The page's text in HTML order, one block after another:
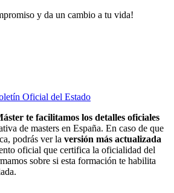
y da un cambio a tu vida!
Oficial del Estado
te facilitamos los detalles oficiales
de masters en España. En caso de que
podrás ver la versión más actualizada
oficial que certifica la oficialidad del
sobre si esta formación te habilita